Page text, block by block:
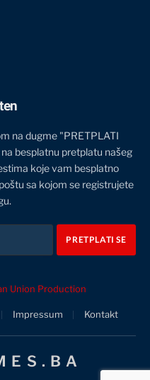
na dugme "PRETPLATI
besplatnu pretplatu našeg
koje vam besplatno
sa kojom se registrujete
Union Production
Impressum Kontakt